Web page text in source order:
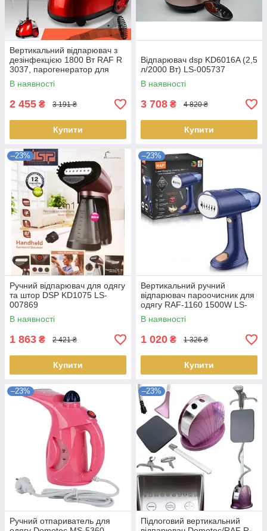
Вертикальний відпарювач з
дезінфекцією 1800 Вт RAF R
3037, парогенератор для
одягу — доставка по Україні
В наявності
2 455 ₴ 3 191 ₴
Купити
Відпарювач dsp KD6016A (2,5
л/2000 Вт) LS-005737
В наявності
3 708 ₴ 4 820 ₴
Купити
–23%
Ручний відпарювач для одягу
та штор DSP KD1075 LS-
007869
В наявності
1 863 ₴ 2 421 ₴
Купити
–23%
Вертикальний ручний
відпарювач пароочисник для
одягу RAF-1160 1500W LS-
012051
В наявності
1 020 ₴ 1 326 ₴
Купити
–23%
Ручний отпариватель для
–23%
Підлоговий вертикальний